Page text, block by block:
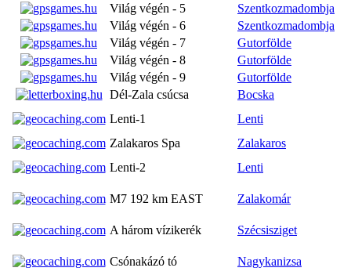
Világ végén - 5
Szentkozmadombja
Világ végén - 6
Szentkozmadombja
Világ végén - 7
Gutorfölde
Világ végén - 8
Gutorfölde
Világ végén - 9
Gutorfölde
Dél-Zala csúcsa
Bocska
Lenti-1
Lenti
Zalakaros Spa
Zalakaros
Lenti-2
Lenti
M7 192 km EAST Zalakomár
A három vízikerék Szécsisziget
Csónakázó tó Nagykanizsa